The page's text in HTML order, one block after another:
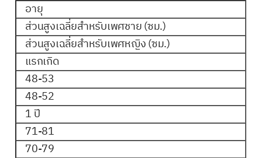
อายุ
ส่วนสูงเฉลี่ยสำหรับเพศชาย (ซม.)
ส่วนสูงเฉลี่ยสำหรับเพศหญิง (ซม.)
แรกเกิด
48-53
48-52
1 ปี
71-81
70-79